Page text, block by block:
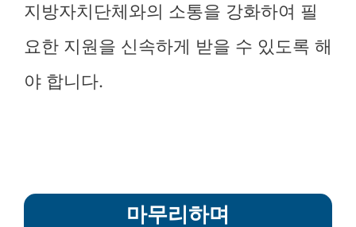
지방자치단체와의 소통을 강화하여 필
요한 지원을 신속하게 받을 수 있도록 해
야 합니다.
마무리하며